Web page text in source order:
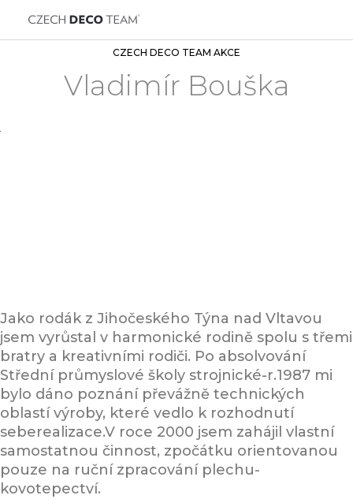
CZECH DECO TEAM AKCE
Vladimír Bouška
Jako rodák z Jihočeského Týna nad Vltavou
jsem vyrůstal v harmonické rodině spolu s třemi
bratry a kreativními rodiči. Po absolvování
Střední průmyslové školy strojnické-r.1987 mi
bylo dáno poznání převážně technických
oblastí výroby, které vedlo k rozhodnutí
seberealizace.V roce 2000 jsem zahájil vlastní
samostatnou činnost, zpočátku orientovanou
pouze na ruční zpracování plechu-
kovotepectví.